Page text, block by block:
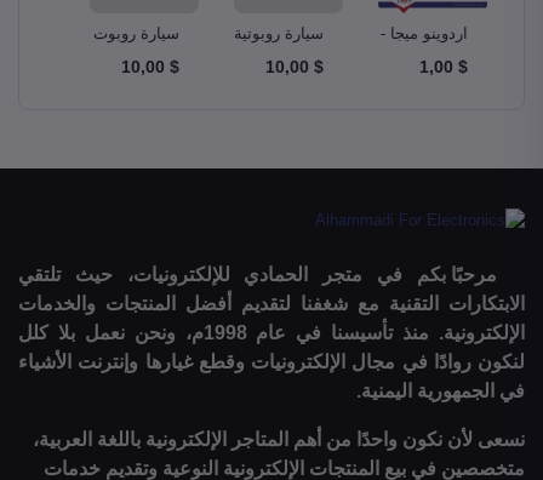
اردوينو ميجا -
2560
$ 1,00
سيارة روبوتية
Robotics Car
$ 10,00
سيارة روبوت
Robot Car
$ 10,00
مرحبًا بكم في متجر الحمادي للإلكترونيات، حيث تلتقي
الابتكارات التقنية مع شغفنا لتقديم أفضل المنتجات والخدمات
الإلكترونية. منذ تأسيسنا في عام 1998م، ونحن نعمل بلا كلل
لنكون روادًا في مجال الإلكترونيات وقطع غيارها وإنترنت الأشياء
في الجمهورية اليمنية.
نسعى لأن نكون واحدًا من أهم المتاجر الإلكترونية باللغة العربية،
متخصصين في بيع المنتجات الإلكترونية النوعية وتقديم خدمات